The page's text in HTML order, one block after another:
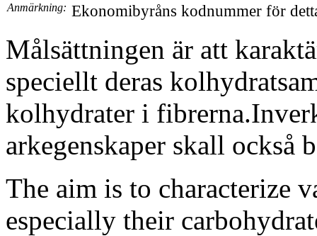
Anmärkning: Ekonomibyråns kodnummer för
Målsättningen är att
speciellt deras
kolhydrater i
arkegenskaper skall också
The aim is to characterize
especially their